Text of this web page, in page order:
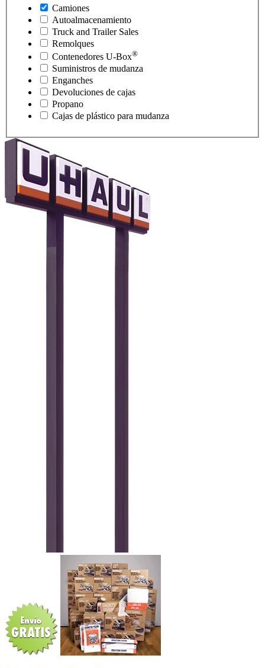
Camiones
Autoalmacenamiento
Truck and Trailer Sales
Remolques
Contenedores U-Box®
Suministros de mudanza
Enganches
Devoluciones de cajas
Propano
Cajas de plástico para mudanza